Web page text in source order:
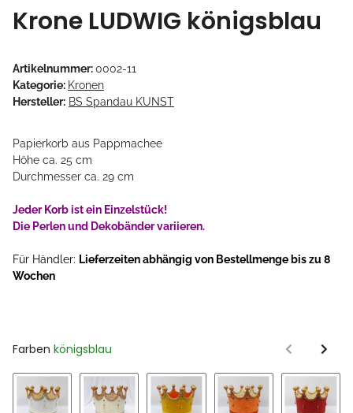
Krone LUDWIG königsblau
Artikelnummer:0002-11
Kategorie: Kronen
Hersteller: BS Spandau KUNST
Papierkorb aus Pappmachee
Höhe ca. 25 cm
Durchmesser ca. 29 cm
Jeder Korb ist ein Einzelstück!
Die Perlen und Dekobänder variieren.
Für Händler: Lieferzeiten abhängig von Bestellmenge bis zu 8
Wochen
Farben königsblau